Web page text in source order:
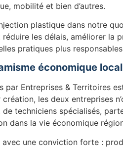
mobilité et bien d’autres.
plastique dans notre
les délais, améliorer la
pratiques plus
économique local
par Entreprises & Territoires
les deux entreprises
techniciens spécialisés,
dans la vie économique
avec une conviction forte :